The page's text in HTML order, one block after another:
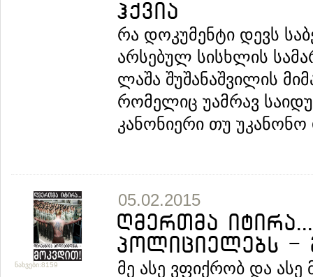
ჰქვია
რა დოკუმენტი დევს
არსებულ სისხლის
ლაშა შუშანაშვილის
რომელიც უამრავ
კანონიერი თუ უკანონო
ნახვები:8159
05.02.2015
ღმერთმა
პოლიციელებს -
მე ასე ვფიქრობ და ასე